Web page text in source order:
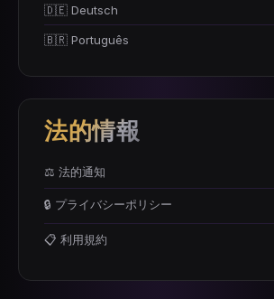
🇩🇪 Deutsch
🇧🇷 Português
法的情報
⚖️ 法的通知
🔒 プライバシーポリシー
📋 利用規約